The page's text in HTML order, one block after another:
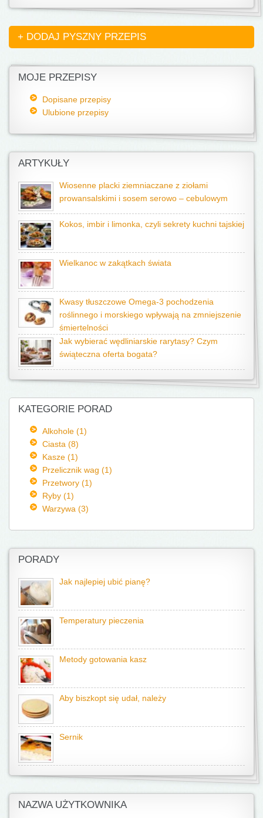
+ DODAJ PYSZNY PRZEPIS
MOJE PRZEPISY
Dopisane przepisy
Ulubione przepisy
ARTYKUŁY
Wiosenne placki ziemniaczane z ziołami
prowansalskimi i sosem serowo – cebulowym
Kokos, imbir i limonka, czyli sekrety kuchni tajskiej
Wielkanoc w zakątkach świata
Kwasy tłuszczowe Omega-3 pochodzenia
roślinnego i morskiego wpływają na zmniejszenie
śmiertelności
Jak wybierać wędliniarskie rarytasy? Czym
świąteczna oferta bogata?
KATEGORIE PORAD
Alkohole (1)
Ciasta (8)
Kasze (1)
Przelicznik wag (1)
Przetwory (1)
Ryby (1)
Warzywa (3)
PORADY
Jak najlepiej ubić pianę?
Temperatury pieczenia
Metody gotowania kasz
Aby biszkopt się udał, należy
Sernik
NAZWA UŻYTKOWNIKA